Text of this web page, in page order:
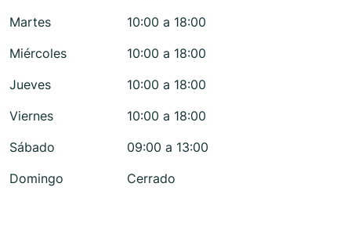
Martes
10:00 a 18:00
Miércoles
10:00 a 18:00
Jueves
10:00 a 18:00
Viernes
10:00 a 18:00
Sábado
09:00 a 13:00
Domingo
Cerrado